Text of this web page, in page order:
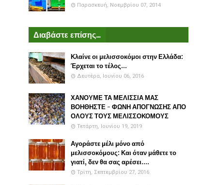
Παρασκευή, Νοεμβρίου 07, 2014
Διαβάστε επίσης...
Κλαίνε οι μελισσοκόμοι στην Ελλάδα:
Έρχεται το τέλος...
Δευτέρα, Ιουνίου 06, 2016
ΧΑΝΟΥΜΕ ΤΑ ΜΕΛΙΣΣΙΑ ΜΑΣ
ΒΟΗΘΗΣΤΕ - ΦΩΝΗ ΑΠΟΓΝΩΣΗΣ ΑΠΟ
ΟΛΟΥΣ ΤΟΥΣ ΜΕΛΙΣΣΟΚΟΜΟΥΣ
Τετάρτη, Ιουνίου 19, 2019
Αγοράστε μέλι μόνο από
μελισσοκόμους: Και όταν μάθετε το
γιατί, δεν θα σας αρέσει....
Τρίτη, Σεπτεμβρίου 27, 2016